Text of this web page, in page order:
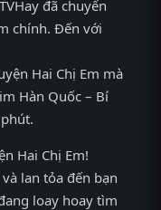
đã chuyển
chính. Đến với
Hai Chị Em mà
Hàn Quốc – Bí
Hai Chị Em!
lan tỏa đến bạn
loay hoay tìm